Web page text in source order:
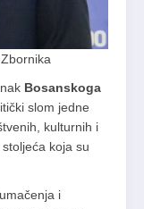
Bosanskoga
slom jedne
kulturnih i
koja su
i